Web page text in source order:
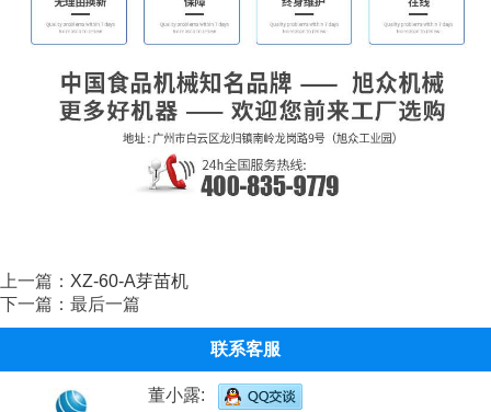
上一篇： XZ-60-A芽苗机
下一篇：最后一篇
联系客服
董小露: